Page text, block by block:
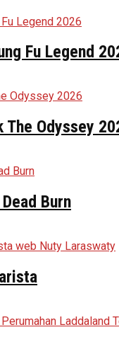
Fu Legend
Odyssey
Burn